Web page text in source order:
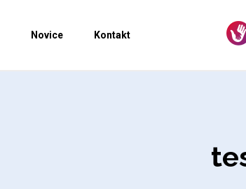
Novice Kontakt